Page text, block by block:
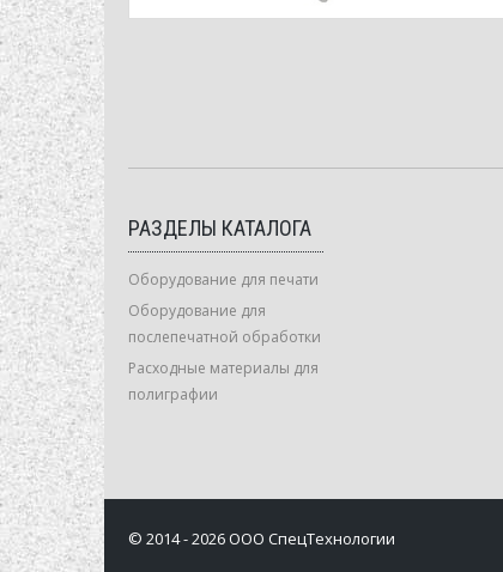
РАЗДЕЛЫ КАТАЛОГА
Оборудование для печати
Оборудование для
послепечатной обработки
Расходные материалы для
полиграфии
© 2014 - 2026 ООО СпецТехнологии